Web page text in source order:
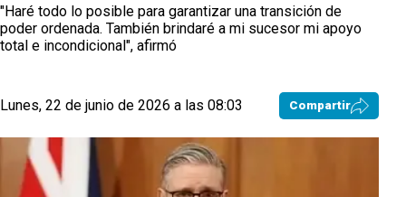
"Haré todo lo posible para garantizar una transición de
poder ordenada. También brindaré a mi sucesor mi apoyo
total e incondicional", afirmó
Lunes, 22 de junio de 2026 a las 08:03 Compartir